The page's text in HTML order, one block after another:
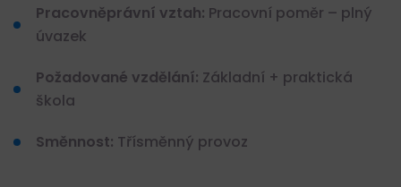
Pracovněprávní vztah: Pracovní poměr – plný
úvazek
Požadované vzdělání: Základní + praktická
škola
Směnnost: Třísměnný provoz